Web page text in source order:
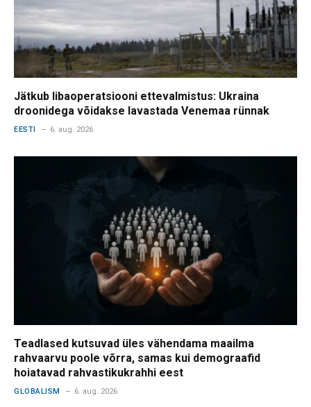
Jätkub libaoperatsiooni ettevalmistus: Ukraina
droonidega võidakse lavastada Venemaa rünnak
EESTI 6. aug. 2026
Teadlased kutsuvad üles vähendama maailma
rahvaarvu poole võrra, samas kui demograafid
hoiatavad rahvastikukrahhi eest
GLOBALISM 6. aug. 2026